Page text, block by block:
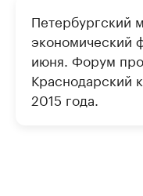
Петербургский
экономический
июня. Форум
Краснодарский
2015 года.